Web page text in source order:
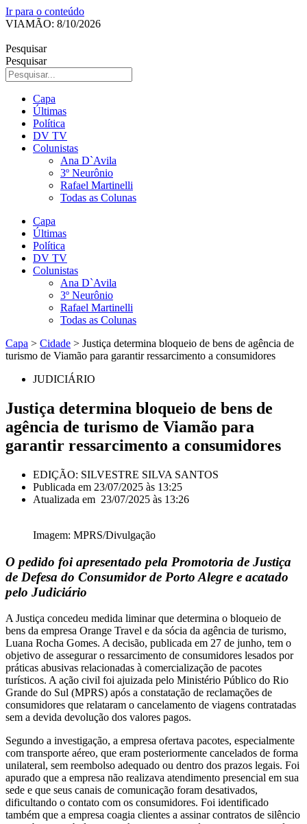
Ir para o conteúdo
VIAMÃO: 8/10/2026
Pesquisar
Pesquisar
Capa
Últimas
Política
DV TV
Colunistas
Ana D`Avila
3º Neurônio
Rafael Martinelli
Todas as Colunas
Capa
Últimas
Política
DV TV
Colunistas
Ana D`Avila
3º Neurônio
Rafael Martinelli
Todas as Colunas
Capa > Cidade > Justiça determina bloqueio de bens de agência de
turismo de Viamão para garantir ressarcimento a consumidores
JUDICIÁRIO
Justiça determina bloqueio de bens de
agência de turismo de Viamão para
garantir ressarcimento a consumidores
EDIÇÃO: SILVESTRE SILVA SANTOS
Publicada em 23/07/2025 às 13:25
Atualizada em 23/07/2025 às 13:26
Imagem: MPRS/Divulgação
O pedido foi apresentado pela Promotoria de Justiça
de Defesa do Consumidor de Porto Alegre e acatado
pelo Judiciário
A Justiça concedeu medida liminar que determina o bloqueio de
bens da empresa Orange Travel e da sócia da agência de turismo,
Luana Rocha Gomes. A decisão, publicada em 27 de junho, tem o
objetivo de assegurar o ressarcimento de consumidores lesados por
práticas abusivas relacionadas à comercialização de pacotes
turísticos. A ação civil foi ajuizada pelo Ministério Público do Rio
Grande do Sul (MPRS) após a constatação de reclamações de
consumidores que relataram o cancelamento de viagens contratadas
sem a devida devolução dos valores pagos.
Segundo a investigação, a empresa ofertava pacotes, especialmente
com transporte aéreo, que eram posteriormente cancelados de forma
unilateral, sem reembolso adequado ou dentro dos prazos legais. Foi
apurado que a empresa não realizava atendimento presencial em sua
sede e que seus canais de comunicação foram desativados,
dificultando o contato com os consumidores. Foi identificado
também que a empresa coagia clientes a assinar contratos de silêncio